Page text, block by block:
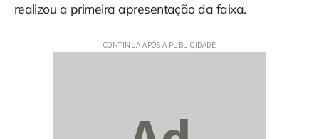
realizou a primeira apresentação da faixa.